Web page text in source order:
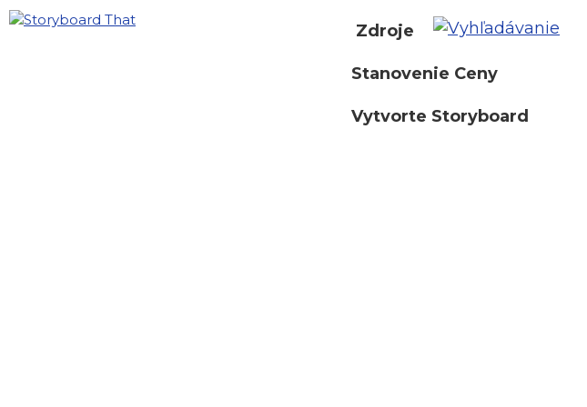
Zdroje
Stanovenie Ceny
Vytvorte Storyboard